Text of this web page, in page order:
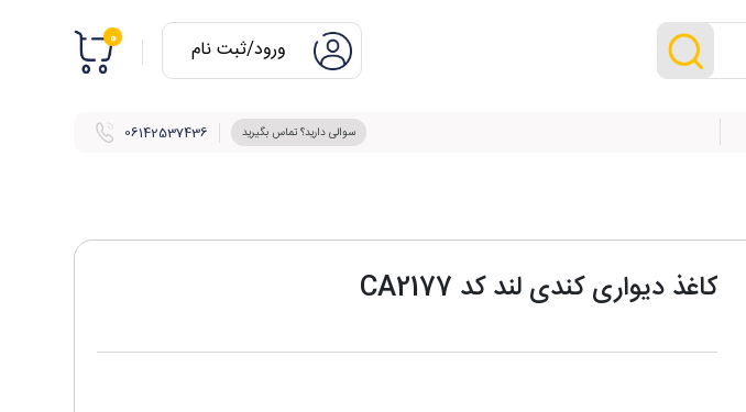
0 ورود/ثبت نام
06142537436 سوالی دارید؟ تماس بگیرید
کاغذ دیواری کندی لند کد CA2177